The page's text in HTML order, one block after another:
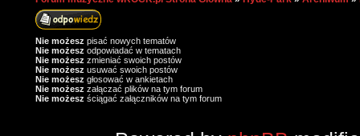
Nie możesz pisać nowych tematów
Nie możesz odpowiadać w tematach
Nie możesz zmieniać swoich postów
Nie możesz usuwać swoich postów
Nie możesz głosować w ankietach
Nie możesz załączać plików na tym forum
Nie możesz ściągać załączników na tym forum